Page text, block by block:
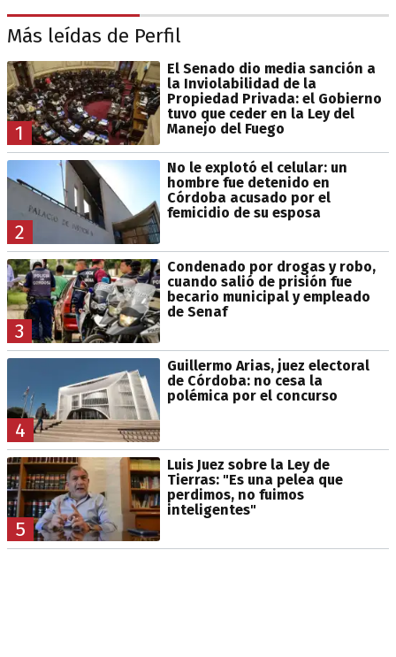
Más leídas de Perfil
1
El Senado dio media sanción a
la Inviolabilidad de la
Propiedad Privada: el Gobierno
tuvo que ceder en la Ley del
Manejo del Fuego
2
No le explotó el celular: un
hombre fue detenido en
Córdoba acusado por el
femicidio de su esposa
3
Condenado por drogas y robo,
cuando salió de prisión fue
becario municipal y empleado
de Senaf
4
Guillermo Arias, juez electoral
de Córdoba: no cesa la
polémica por el concurso
5
Luis Juez sobre la Ley de
Tierras: "Es una pelea que
perdimos, no fuimos
inteligentes"